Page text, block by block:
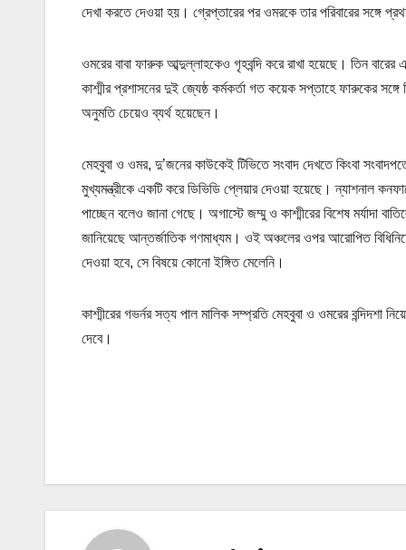
দেখা করতে দেওয়া হয়। গ্রেপ্তারের পর ওমরকে তার পরিবারের সঙ্গে
ওমরের বাবা ফারুক আব্দুল্লাহকেও গৃহবন্দি করে রাখা হয়েছে। তিন
কাশ্মীর প্রশাসনের দুই জ্যেষ্ঠ কর্মকর্তা গত কয়েক সপ্তাহে ফারুকের
অনুমতি চেয়েও ব্যর্থ হয়েছেন।
মেহবুবা ও ওমর, দু’জনের কাউকেই টিভিতে সংবাদ দেখতে কিংবা
মুখ্যমন্ত্রীকে একটি করে ডিভিডি প্লেয়ার দেওয়া হয়েছে। ন্যাশনাল
পাচ্ছেন বলেও জানা গেছে। অগাস্টে জম্মু ও কাশ্মীরের বিশেষ মর্যাদা
জানিয়েছে আন্তর্জাতিক গণমাধ্যম। ওই অঞ্চলের ওপর আরোপিত
দেওয়া হবে, সে বিষয়ে কোনো ইঙ্গিত মেলেনি।
কাশ্মীরের গভর্নর সত্য পাল মালিক সম্প্রতি মেহবুবা ও ওমরের
দেবে।